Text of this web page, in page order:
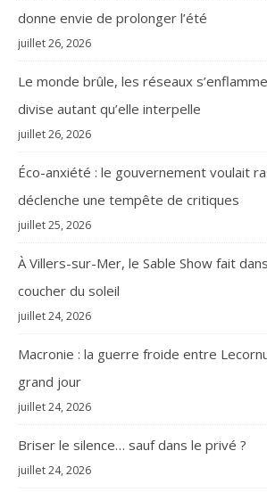
donne envie de prolonger l’été
juillet 26, 2026
Le monde brûle, les réseaux
divise autant qu’elle interpelle
juillet 26, 2026
Éco-anxiété : le gouvernement voulait
déclenche une tempête de critiques
juillet 25, 2026
À Villers-sur-Mer, le Sable Show fait
coucher du soleil
juillet 24, 2026
Macronie : la guerre froide entre
grand jour
juillet 24, 2026
Briser le silence… sauf dans le privé ?
juillet 24, 2026